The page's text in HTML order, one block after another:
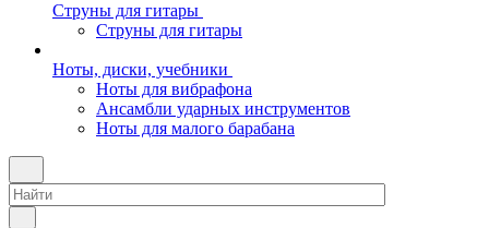
Струны для гитары
Струны для гитары
Ноты, диски, учебники
Ноты для вибрафона
Ансамбли ударных инструментов
Ноты для малого барабана